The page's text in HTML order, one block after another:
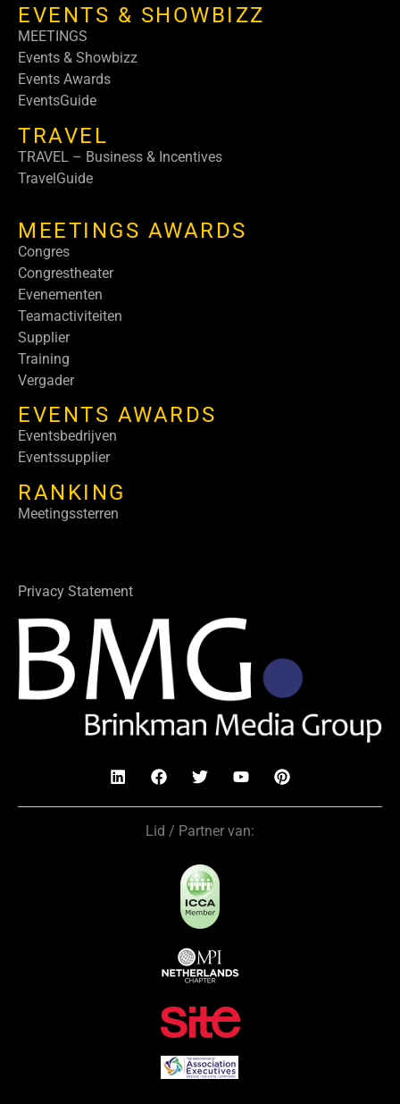
EVENTS & SHOWBIZZ
MEETINGS
Events & Showbizz
Events Awards
EventsGuide
TRAVEL
TRAVEL – Business & Incentives
TravelGuide
MEETINGS AWARDS
Congres
Congrestheater
Evenementen
Teamactiviteiten
Supplier
Training
Vergader
EVENTS AWARDS
Eventsbedrijven
Eventssupplier
RANKING
Meetingssterren
Privacy Statement
Lid / Partner van: